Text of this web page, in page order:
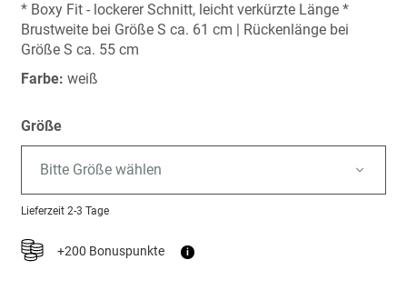
springen
* Boxy Fit - lockerer Schnitt, leicht verkürzte Länge *
Brustweite bei Größe S ca. 61 cm | Rückenlänge bei
Größe S ca. 55 cm
Farbe: weiß
Größe
Bitte Größe wählen
Lieferzeit 2-3 Tage
+200 Bonuspunkte i